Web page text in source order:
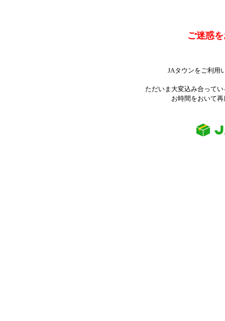
ご迷惑
JAタウンをご利用
ただいま大変込み合って
お時間をおいて